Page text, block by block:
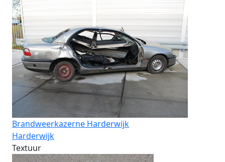
Brandweerkazerne Harderwijk
Harderwijk
Textuur